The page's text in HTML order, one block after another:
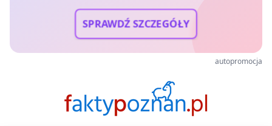
SPRAWDŹ SZCZEGÓŁY
autopromocja